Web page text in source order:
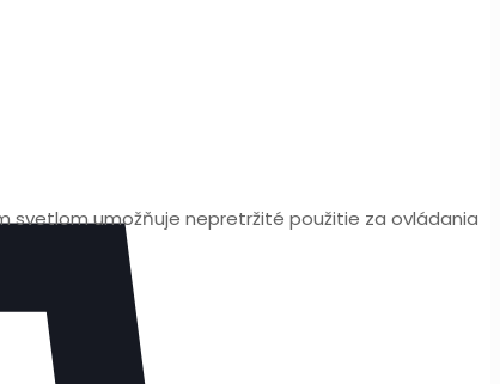
svetlom umožňuje nepretržité použitie za ovládania